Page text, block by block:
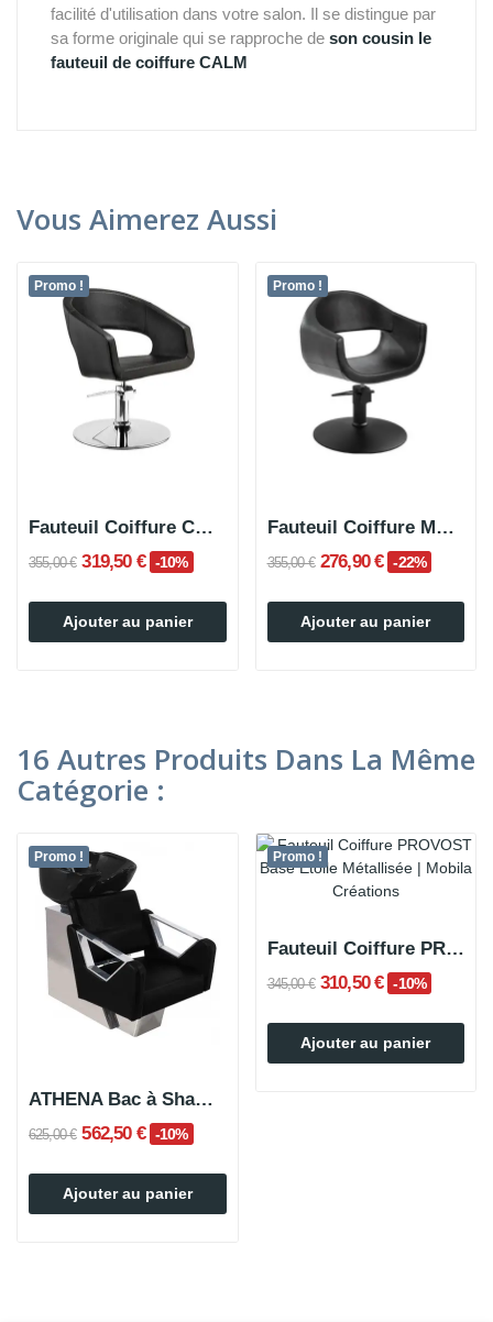
facilité d'utilisation dans votre salon. Il se distingue par
sa forme originale qui se rapproche de son cousin le
fauteuil de coiffure CALM
Vous Aimerez Aussi
Promo !
Fauteuil Coiffure CROCHET Base Ronde Métallisée
355,00 € 319,50 € -10%
Ajouter au panier
Promo !
Fauteuil Coiffure MALLETT Base Ronde Noire
355,00 € 276,90 € -22%
Ajouter au panier
16 Autres Produits Dans La Même
Catégorie :
Promo !
ATHENA Bac à Shampoing
625,00 € 562,50 € -10%
Ajouter au panier
Promo !
Fauteuil Coiffure PROVOST Base Etoile Métallisée
345,00 € 310,50 € -10%
Ajouter au panier